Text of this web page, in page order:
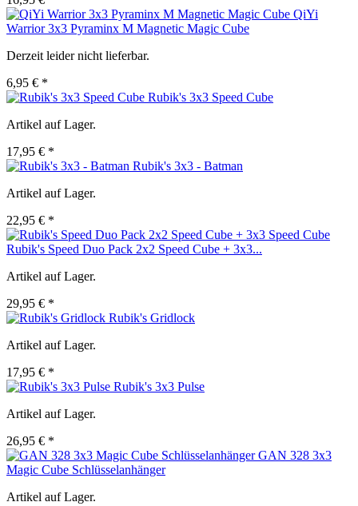
QiYi
Warrior 3x3 Pyraminx M Magnetic Magic Cube
Derzeit leider nicht lieferbar.
6,95 € *
Rubik's 3x3 Speed Cube
Artikel auf Lager.
17,95 € *
Rubik's 3x3 - Batman
Artikel auf Lager.
22,95 € *
Rubik's Speed Duo Pack 2x2 Speed Cube + 3x3...
Artikel auf Lager.
29,95 € *
Rubik's Gridlock
Artikel auf Lager.
17,95 € *
Rubik's 3x3 Pulse
Artikel auf Lager.
26,95 € *
GAN 328 3x3
Magic Cube Schlüsselanhänger
Artikel auf Lager.